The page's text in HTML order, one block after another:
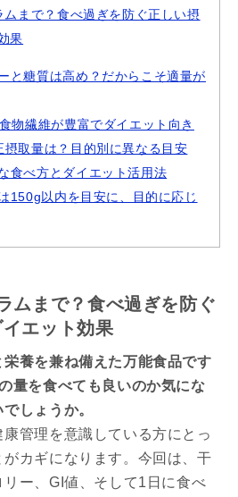
まで？食べ過ぎを防ぐ正しい摂
果
と糖質は高め？だからこそ適量が
物繊維が豊富でダイエット向き
摂取量は？目的別に異なる目安
食べ方とダイエット活用法
150g以内を目安に、目的に応じ
ムまで？食べ過ぎを防ぐ
エット効果
養を兼ね備えた万能食品です
量を食べても良いのか気にな
しょうか。
管理を意識している方にとっ
カギになります。今回は、干
リー、GI値、そして1日に食べ